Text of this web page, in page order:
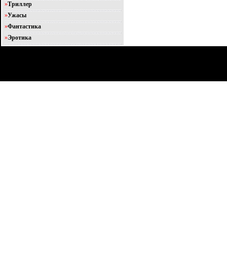
»Триллер
»Ужасы
»Фантастика
»Эротика